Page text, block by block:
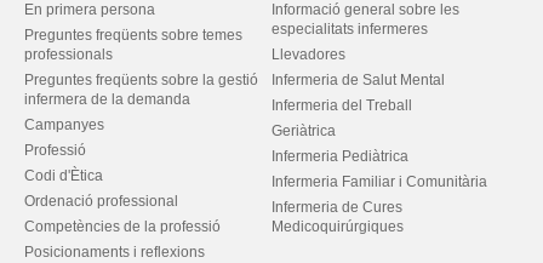
En primera persona
Preguntes freqüents sobre temes
professionals
Preguntes freqüents sobre la gestió
infermera de la demanda
Campanyes
Professió
Codi d'Ètica
Ordenació professional
Competències de la professió
Posicionaments i reflexions
Informació general sobre les
especialitats infermeres
Llevadores
Infermeria de Salut Mental
Infermeria del Treball
Geriàtrica
Infermeria Pediàtrica
Infermeria Familiar i Comunitària
Infermeria de Cures
Medicoquirúrgiques